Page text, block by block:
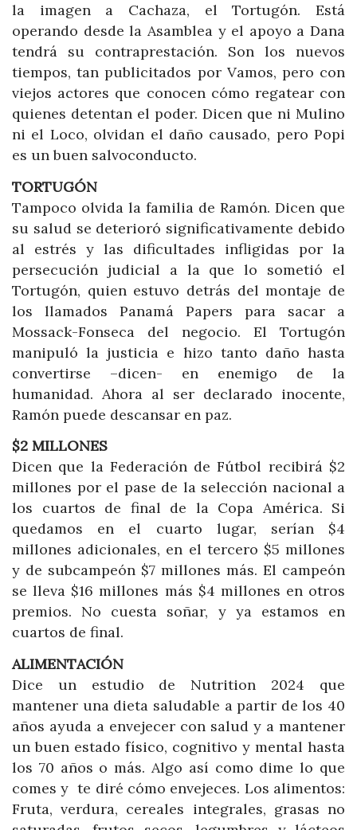
la imagen a Cachaza, el Tortugón. Está
operando desde la Asamblea y el apoyo a Dana
tendrá su contraprestación. Son los nuevos
tiempos, tan publicitados por Vamos, pero con
viejos actores que conocen cómo regatear con
quienes detentan el poder. Dicen que ni Mulino
ni el Loco, olvidan el daño causado, pero Popi
es un buen salvoconducto.
TORTUGÓN
Tampoco olvida la familia de Ramón. Dicen que
su salud se deterioró significativamente debido
al estrés y las dificultades infligidas por la
persecución judicial a la que lo sometió el
Tortugón, quien estuvo detrás del montaje de
los llamados Panamá Papers para sacar a
Mossack-Fonseca del negocio. El Tortugón
manipuló la justicia e hizo tanto daño hasta
convertirse –dicen- en enemigo de la
humanidad. Ahora al ser declarado inocente,
Ramón puede descansar en paz.
$2 MILLONES
Dicen que la Federación de Fútbol recibirá $2
millones por el pase de la selección nacional a
los cuartos de final de la Copa América. Si
quedamos en el cuarto lugar, serían $4
millones adicionales, en el tercero $5 millones
y de subcampeón $7 millones más. El campeón
se lleva $16 millones más $4 millones en otros
premios. No cuesta soñar, y ya estamos en
cuartos de final.
ALIMENTACIÓN
Dice un estudio de Nutrition 2024 que
mantener una dieta saludable a partir de los 40
años ayuda a envejecer con salud y a mantener
un buen estado físico, cognitivo y mental hasta
los 70 años o más. Algo así como dime lo que
comes y te diré cómo envejeces. Los alimentos:
Fruta, verdura, cereales integrales, grasas no